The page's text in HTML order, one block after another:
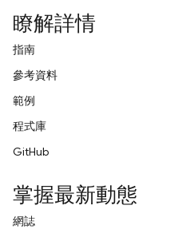
瞭解詳情
指南
參考資料
範例
程式庫
GitHub
掌握最新動態
網誌